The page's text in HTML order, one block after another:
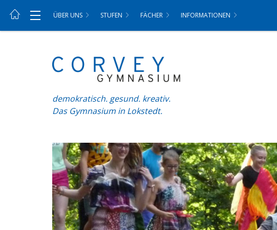
ÜBER UNS STUFEN FÄCHER INFORMATIONEN
demokratisch. gesund. kreativ.
Das Gymnasium in Lokstedt.